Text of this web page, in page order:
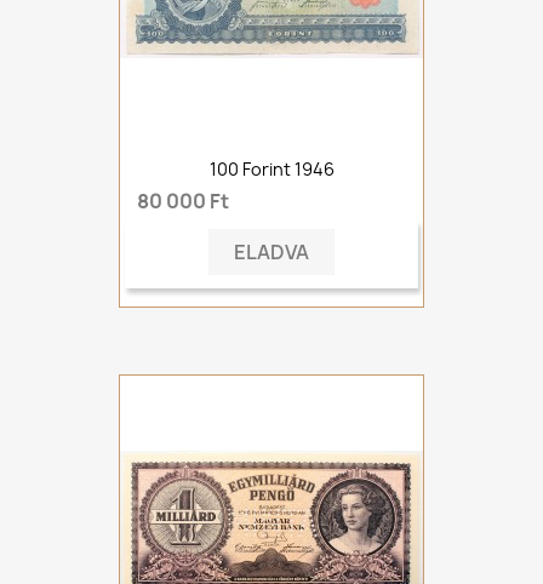
100 Forint 1946
80 000 Ft
ELADVA